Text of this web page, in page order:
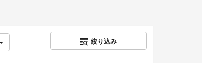
絞り込み